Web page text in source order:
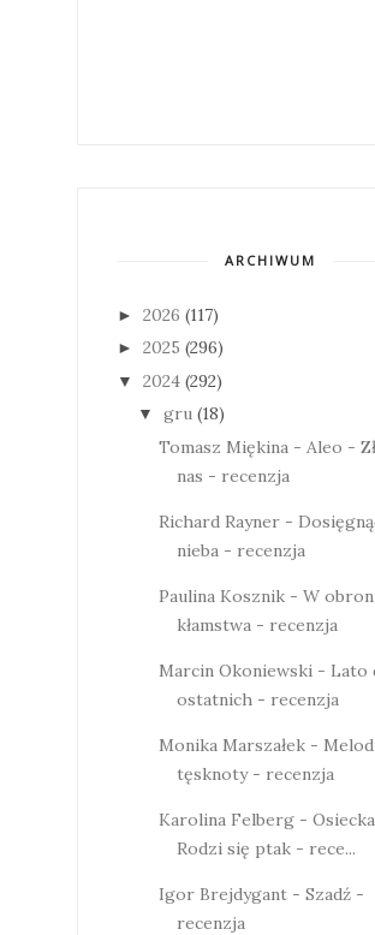
ARCHIWUM
► 2026 (117)
► 2025 (296)
▼ 2024 (292)
▼ gru (18)
Tomasz Miękina - Aleo -
nas - recenzja
Richard Rayner -
nieba - recenzja
Paulina Kosznik - W
kłamstwa - recenzja
Marcin Okoniewski - Lato
ostatnich - recenzja
Monika Marszałek -
tęsknoty - recenzja
Karolina Felberg -
Rodzi się ptak - rece...
Igor Brejdygant - Szadź -
recenzja